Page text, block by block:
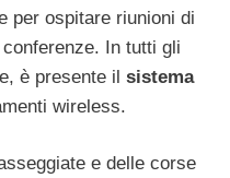
per ospitare riunioni di
In tutti gli
è presente il sistema
wireless.
e delle corse